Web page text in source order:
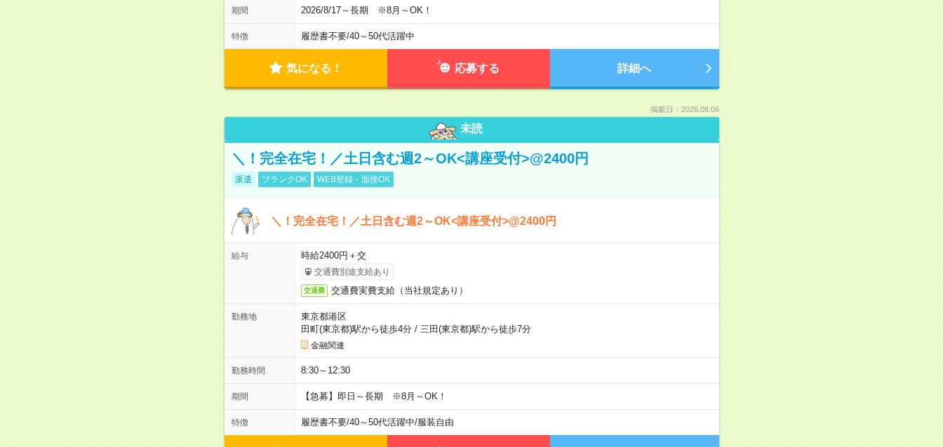
期間 2026/8/17～長期 ※8月～OK！
特徴 履歴書不要/40～50代活躍中
気になる！ 応募する 詳細へ
掲載日：2026.08.06
未読
＼！完全在宅！／土日含む週2～OK<講座受付>@2400円
派遣 ブランクOK WEB登録・面接OK
＼！完全在宅！／土日含む週2～OK<講座受付>@2400円
給与 時給2400円＋交
交通費別途支給あり
交通費 交通費実費支給（当社規定あり）
勤務地
東京都港区
田町(東京都)駅から徒歩4分/ 三田(東京都)駅から徒歩7分
金融関連
勤務時間 8:30～12:30
期間 【急募】即日～長期 ※8月～OK！
特徴 履歴書不要/40～50代活躍中/服装自由